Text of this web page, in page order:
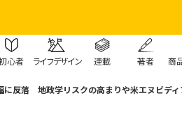
心者 ライフデザイン 連載 著者 商
に反落 地政学リスクの高まりや米エヌビデ